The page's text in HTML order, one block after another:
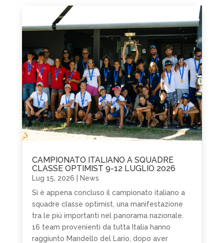
CAMPIONATO ITALIANO A SQUADRE
CLASSE OPTIMIST 9-12 LUGLIO 2026
Lug 15, 2026
News
Sì è appena concluso il campionato italiano a
squadre classe optimist, una manifestazione
tra le più importanti nel panorama nazionale.
16 team provenienti da tutta Italia hanno
raggiunto Mandello del Lario, dopo aver